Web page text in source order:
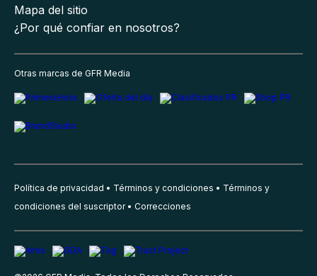
Mapa del sitio
¿Por qué confiar en nosotros?
Otras marcas de GFR Media
Política de privacidad Términos y condiciones
Términos y
condiciones del suscriptor
Correcciones